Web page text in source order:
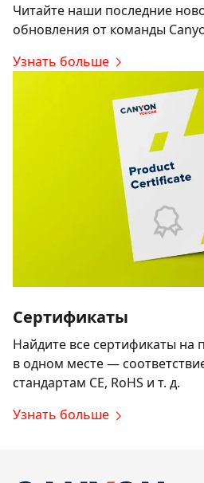
Читайте наши последние
обновления от команды
Узнать больше
Сертификаты
Найдите все сертификаты на
в одном месте —
стандартам CE, RoHS и т. д.
Узнать больше